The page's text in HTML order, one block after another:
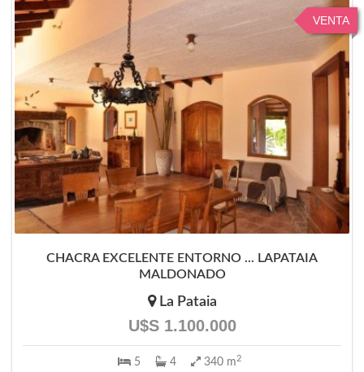
VENTA
CHACRA EXCELENTE ENTORNO ... LAPATAIA
MALDONADO
La Pataia
U$S 1.100.000
5 4 340 m 2